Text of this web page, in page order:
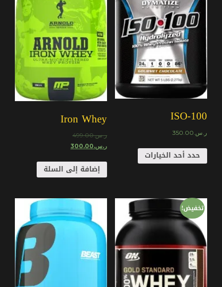
ISO-100
ر.س. 350.00
حدد أحد الخيارات
Iron Whey
ر.س.499.00
ر.س.300.00
إضافة إلى السلة
تخفيض!